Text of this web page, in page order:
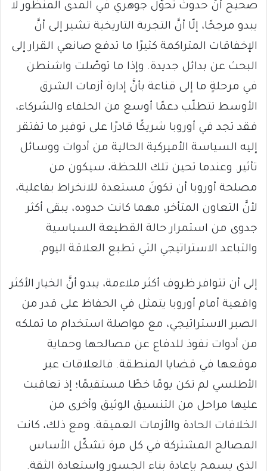
صحيح أنَّ حدوث تحوُّل جوهري في المدى المنظور لا
يبدو مرجحًا، إلّا أنَّ التجربة التاريخية تشير إلى أنَّ
الإخفاقات المتراكمة كثيرًا ما تدفع صانعي القرار إلى
البحث عن بدائل جديدة. وإذا ما توصّلت واشنطن
في مرحلةٍ ما إلى قناعة بأنَّ إدارة أزمات الشرق
الأوسط تتطلّب دعمًا أوسع من الحلفاء والشركاء،
فقد تجد في أوروبا شريكًا قادرًا على توفير ما تفتقر
إليه السياسة الأميركية الحالية من أدوات ووسائل
تأثير. وعندما تحين تلك اللحظة، سيكون من
مصلحة أوروبا أن تكونَ مستعدة للانخراط بفاعلية،
لأنَّ التعاون المتأخر، مهما كانت حدوده، يبقى أكثر
جدوى من استمرار حالة القطيعة السياسية
والتباعد الاستراتيجي التي تطبع العلاقة اليوم.
إلى أن تتوافر ظروف أكثر ملاءمة، يبدو أنَّ الخيار الأكثر
واقعية أمام أوروبا يتمثل في الحفاظ على قدر من
الصبر الاستراتيجي، مع مواصلة استخدام ما تملكه
من أدوات نفوذ للدفاع عن مصالحها وحماية
موقعها في قضايا المنطقة. فالعلاقات عبر
الأطلسي لم تكن يومًا خطًا مستقيمًا؛ إذ تعاقبت
عليها مراحل من التنسيق الوثيق وأخرى من
الخلافات الحادة والأزمات العميقة. ومع ذلك، كانت
المصالح المشتركة في كل مرة تشكّل الأساس
الذي يسمح بإعادة بناء الجسور واستعادة الثقة.